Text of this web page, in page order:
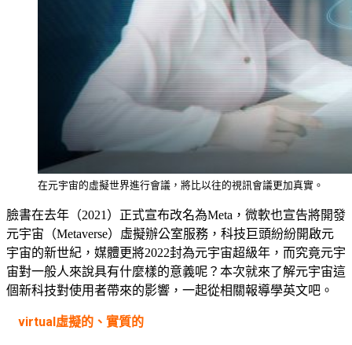
在元宇宙的虛擬世界進行會議，將比以往的視訊會議更加真實。
臉書在去年（2021）正式宣布改名為Meta，微軟也宣告將開發
元宇宙（Metaverse）虛擬辦公室服務，科技巨頭紛紛開啟元
宇宙的新世紀，媒體更將2022封為元宇宙超級年，而究竟元宇
宙對一般人來說具有什麼樣的意義呢？本次就來了解元宇宙這
個新科技對使用者帶來的影響，一起從相關報導學英文吧。
virtual虛擬的、實質的